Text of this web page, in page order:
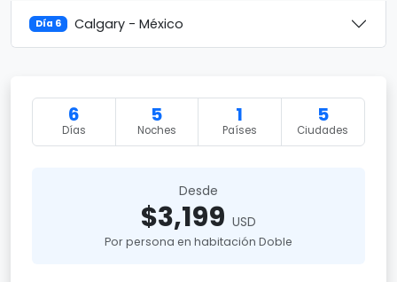
Día 6 Calgary - México
6
Días
5
Noches
1
Países
5
Ciudades
Desde
$3,199 USD
Por persona en habitación Doble